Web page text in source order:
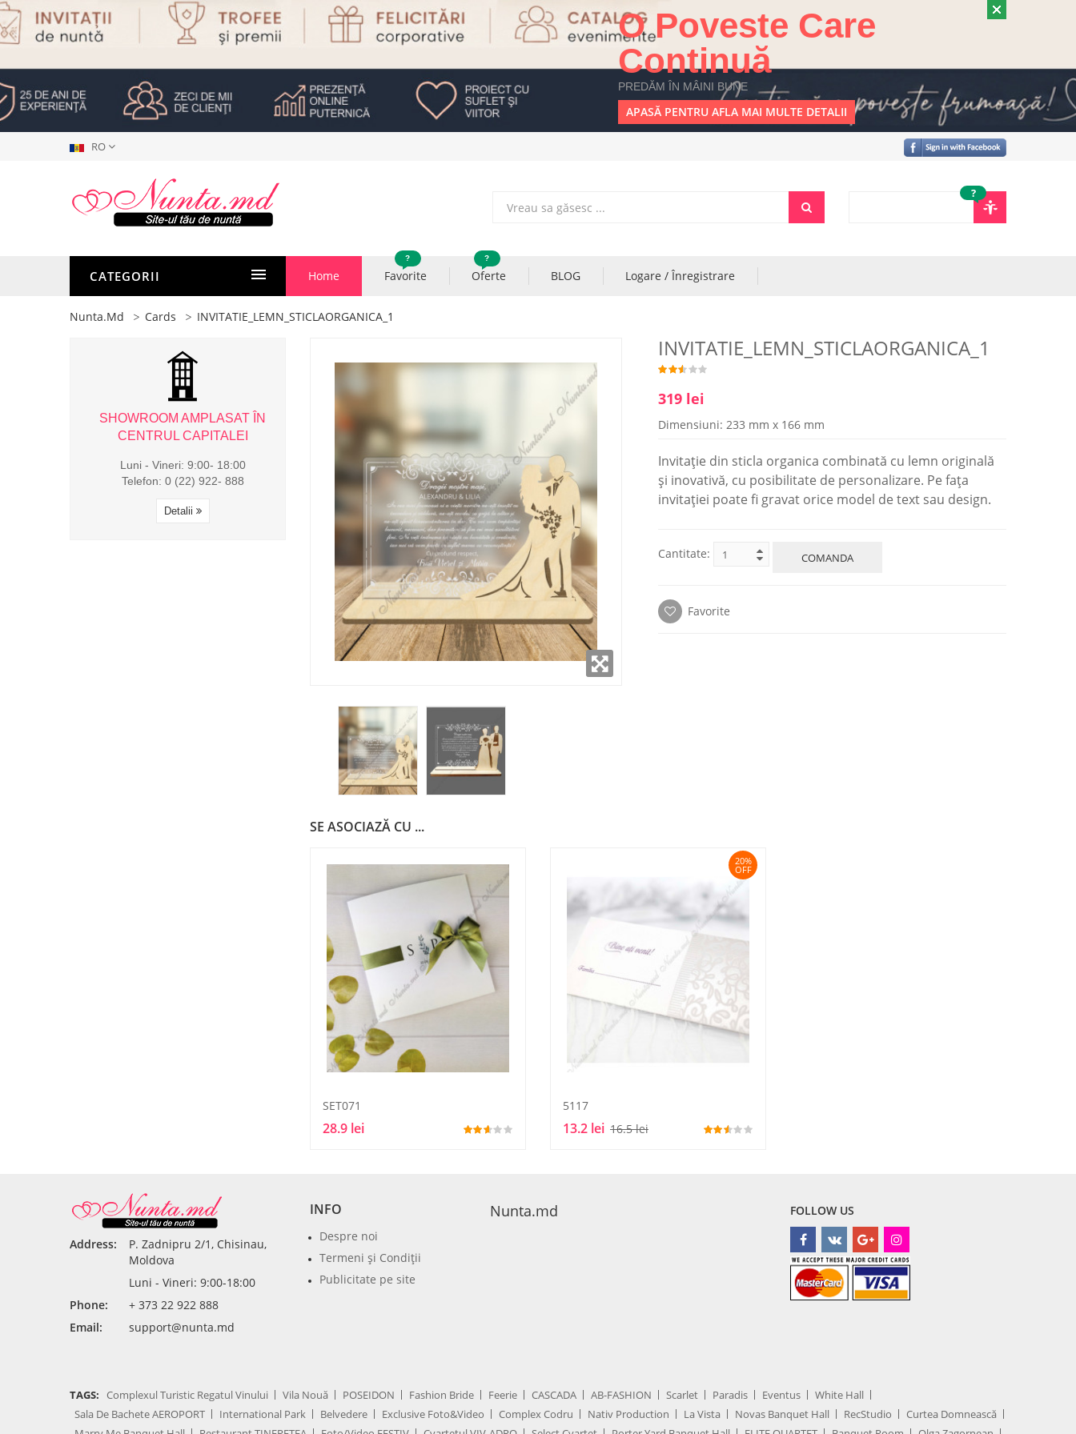
O Poveste Care
Continuă
PREDĂM ÎN MÂINI BUNE
APASĂ PENTRU AFLA MAI MULTE DETALII
RO
?
CATEGORII Home Favorite
?
Oferte
?
BLOG Logare / Înregistrare
Nunta.md Cards INVITATIE_LEMN_STICLAORGANICA_1
INVITATIE_LEMN_STICLAORGANICA_1
319 lei
Dimensiuni: 233 mm x 166 mm
Invitație din sticla organica combinată cu lemn originală
și inovativă, cu posibilitate de personalizare. Pe fața
invitației poate fi gravat orice model de text sau design.
Cantitate: COMANDA
Favorite
SE ASOCIAZĂ CU ...
SET071
28.9 lei
20%
OFF
5117
13.2 lei 16.5 lei
SHOWROOM AMPLASAT ÎN
CENTRUL CAPITALEI
Luni - Vineri: 9:00- 18:00
Telefon: 0 (22) 922- 888
Detalii
SHOWROOM AMPLASAT ÎN
CENTRUL CAPITALEI
Luni - Vineri: 9:00- 18:00
Telefon: 0 (22) 922- 888
SHOWROOM AMPLASAT ÎN
CENTRUL CAPITALEI
Luni - Vineri: 9:00- 18:00
Telefon: 0 (22) 922- 888
Detalii
Address:
P. Zadnipru 2/1, Chisinau,
Moldova
Luni - Vineri: 9:00-18:00
Phone:
+ 373 22 922 888
Email:
support@nunta.md
INFO
Despre noi
Termeni şi Condiţii
Publicitate pe site
Nunta.md FOLLOW US
TAGS: Complexul Turistic Regatul Vinului Vila Nouă POSEIDON Fashion Bride Feerie CASCADA AB-FASHION Scarlet Paradis Eventus
White Hall
Sala De Bachete AEROPORT
International Park Belvedere Exclusive Foto&Video Complex Codru Nativ Production La Vista Novas Banquet Hall RecStudio
Curtea Domnească